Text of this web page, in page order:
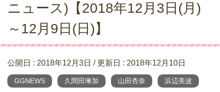
ニュース)【2018年12月3日(月)
～12月9日(日)】
公開日 : 2018年12月3日 / 更新日 : 2018年12月10日
GGNEWS 久間田琳加 山田杏奈 浜辺美波